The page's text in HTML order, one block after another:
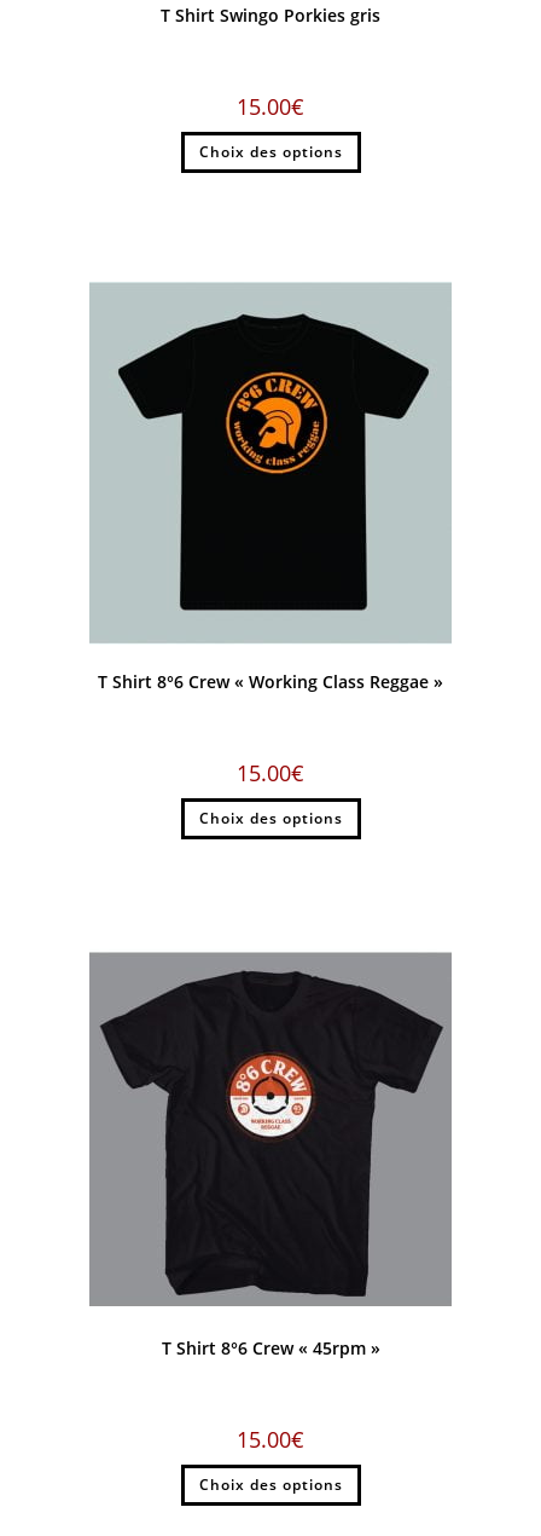
T Shirt Swingo Porkies gris
15.00€
Choix des options
T Shirt 8°6 Crew « Working Class Reggae »
15.00€
Choix des options
T Shirt 8°6 Crew « 45rpm »
15.00€
Choix des options